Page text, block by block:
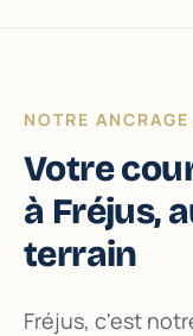
NOTRE
Votre
à Fréjus,
terrain
Fréjus, c'est